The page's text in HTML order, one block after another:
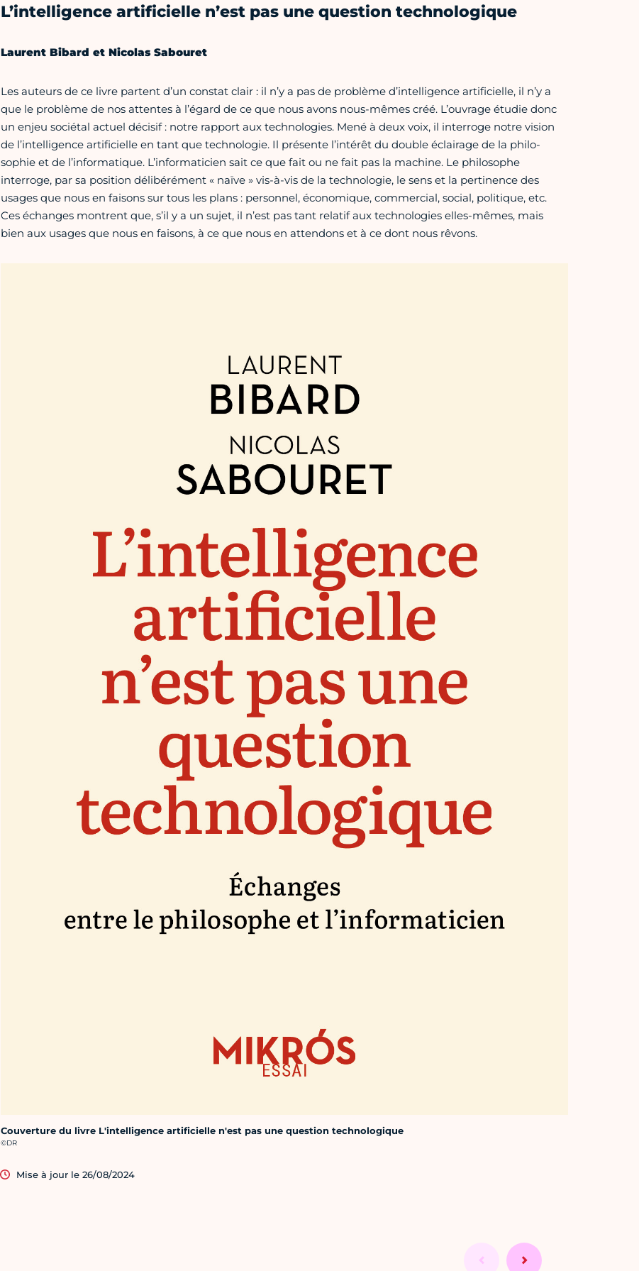
L’intelligence artificielle n’est pas une question technologique
Laurent Bibard et Nicolas Sabouret
Les auteurs de ce livre partent d’un constat clair : il n’y a pas de problème d’intelligence artificielle, il n’y a
que le problème de nos attentes à l’égard de ce que nous avons nous-mêmes créé. L’ouvrage étudie donc
un enjeu sociétal actuel décisif : notre rapport aux technologies. Mené à deux voix, il interroge notre vision
de l’intel­ligence artificielle en tant que techno­logie. Il présente l’intérêt du double éclairage de la philo­
sophie et de l’informatique. L’informaticien sait ce que fait ou ne fait pas la machine. Le philo­s­ophe
interroge, par sa position délibérément « naïve » vis-à-vis de la technologie, le sens et la pertinence des
usages que nous en faisons sur tous les plans : personnel, économique, commercial, social, politique, etc.
Ces échanges montrent que, s’il y a un sujet, il n’est pas tant relatif aux techno­logies elles-mêmes, mais
bien aux usages que nous en faisons, à ce que nous en attendons et à ce dont nous rêvons.
Couverture du livre L'intelligence artificielle n'est pas une question technologique
Crédit photo :
©DR
Mise à jour le 26/08/2024